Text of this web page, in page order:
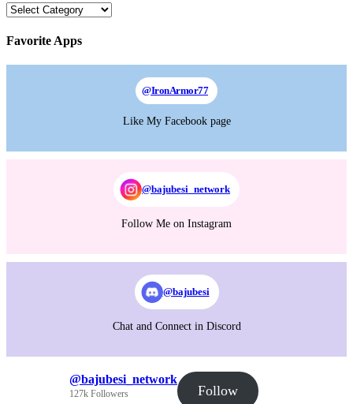
Categories
Favorite Apps
@IronArmor77
Like My Facebook page
@bajubesi_network
Follow Me on Instagram
@bajubesi
Chat and Connect in Discord
@bajubesi_network
127k Followers Follow